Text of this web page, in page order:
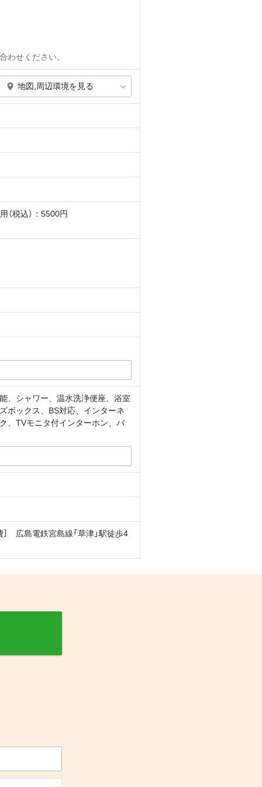
わせください。
地図,周辺環境を見る
（税込）：5500円
、シャワー、温水洗浄便座、浴室
ボックス、BS対応、インターネ
、TVモニタ付インターホン、バ
広島電鉄宮島線「草津」駅徒歩4